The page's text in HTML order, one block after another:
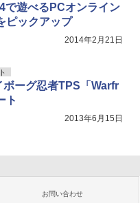
で遊べるPCオンライン
ピックアップ
2014年2月21日
ボーグ忍者TPS「Warfr
ト
2013年6月15日
お問い合わせ